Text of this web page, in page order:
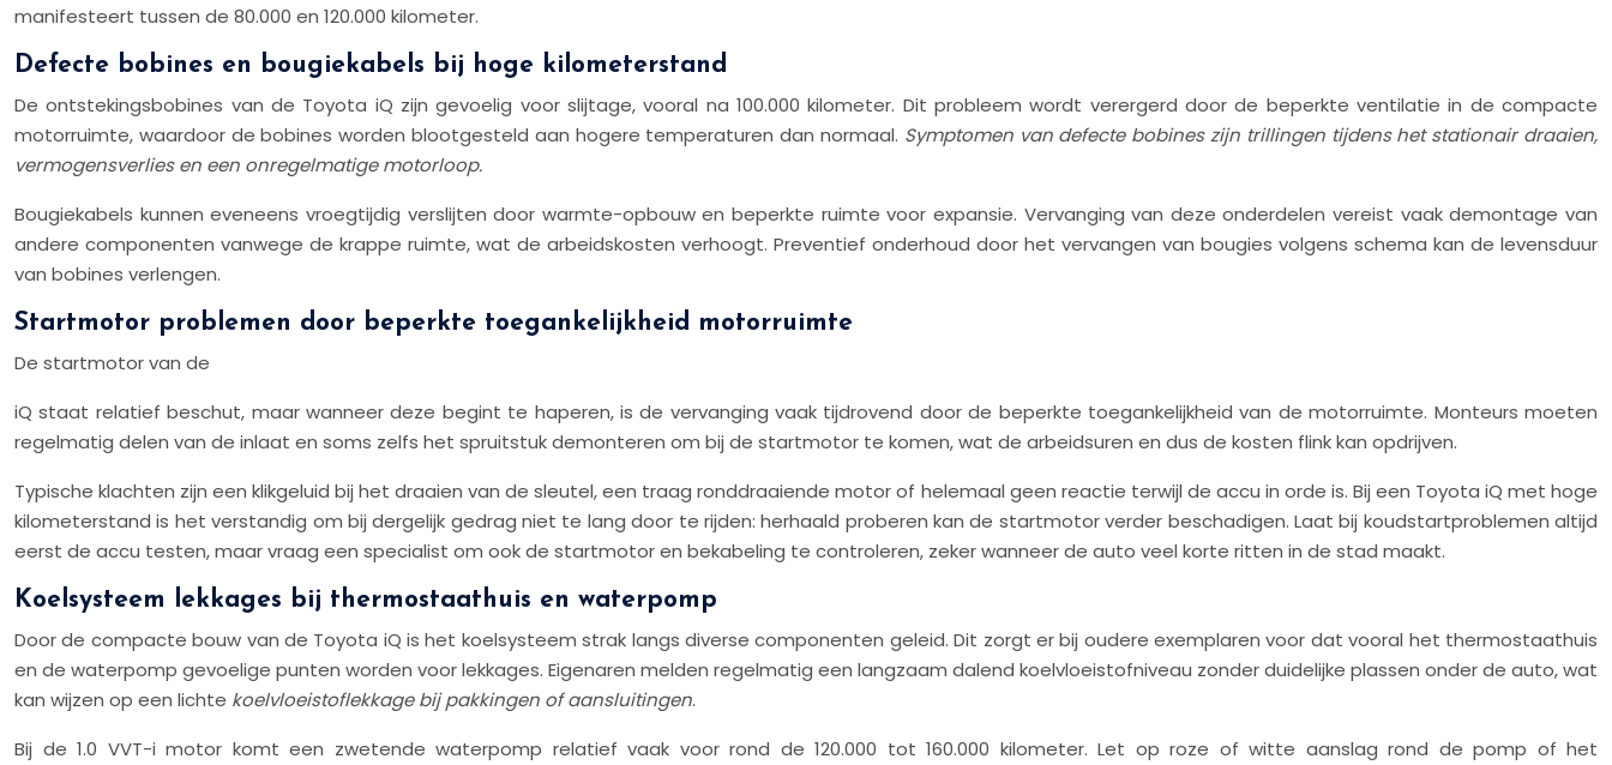
manifesteert tussen de 80.000 en 120.000 kilometer.
Defecte bobines en bougiekabels bij hoge kilometerstand
De ontstekingsbobines van de Toyota iQ zijn gevoelig voor slijtage, vooral na 100.000 kilometer. Dit probleem wordt verergerd door de beperkte ventilatie in de compacte
motorruimte, waardoor de bobines worden blootgesteld aan hogere temperaturen dan normaal. Symptomen van defecte bobines zijn trillingen tijdens het stationair draaien,
vermogensverlies en een onregelmatige motorloop.
Bougiekabels kunnen eveneens vroegtijdig verslijten door warmte-opbouw en beperkte ruimte voor expansie. Vervanging van deze onderdelen vereist vaak demontage van
andere componenten vanwege de krappe ruimte, wat de arbeidskosten verhoogt. Preventief onderhoud door het vervangen van bougies volgens schema kan de levensduur
van bobines verlengen.
Startmotor problemen door beperkte toegankelijkheid motorruimte
De startmotor van de
iQ staat relatief beschut, maar wanneer deze begint te haperen, is de vervanging vaak tijdrovend door de beperkte toegankelijkheid van de motorruimte. Monteurs moeten
regelmatig delen van de inlaat en soms zelfs het spruitstuk demonteren om bij de startmotor te komen, wat de arbeidsuren en dus de kosten flink kan opdrijven.
Typische klachten zijn een klikgeluid bij het draaien van de sleutel, een traag ronddraaiende motor of helemaal geen reactie terwijl de accu in orde is. Bij een Toyota iQ met hoge
kilometerstand is het verstandig om bij dergelijk gedrag niet te lang door te rijden: herhaald proberen kan de startmotor verder beschadigen. Laat bij koudstartproblemen altijd
eerst de accu testen, maar vraag een specialist om ook de startmotor en bekabeling te controleren, zeker wanneer de auto veel korte ritten in de stad maakt.
Koelsysteem lekkages bij thermostaathuis en waterpomp
Door de compacte bouw van de Toyota iQ is het koelsysteem strak langs diverse componenten geleid. Dit zorgt er bij oudere exemplaren voor dat vooral het thermostaathuis
en de waterpomp gevoelige punten worden voor lekkages. Eigenaren melden regelmatig een langzaam dalend koelvloeistofniveau zonder duidelijke plassen onder de auto, wat
kan wijzen op een lichte koelvloeistoflekkage bij pakkingen of aansluitingen.
Bij de 1.0 VVT-i motor komt een zwetende waterpomp relatief vaak voor rond de 120.000 tot 160.000 kilometer. Let op roze of witte aanslag rond de pomp of het